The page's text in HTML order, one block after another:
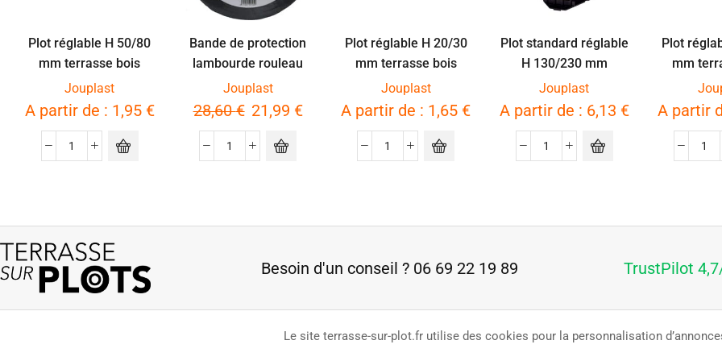
Plot réglable H 50/80
mm terrasse bois
Jouplast
A partir de : 1,95 €
Bande de protection
lambourde rouleau
77mm x 20m
Jouplast
28,60€ 21,99 €
Plot réglable H 20/30
mm terrasse bois
Jouplast
A partir de : 1,65 €
Plot standard réglable
H 130/230 mm
CLEMAN
Jouplast
A partir de : 6,13 €
Plot
mm
A partir
Besoin d'un conseil ? 06 69 22 19 89 TrustPilot
Le site terrasse-sur-plot.fr utilise des cookies pour la personnalisation